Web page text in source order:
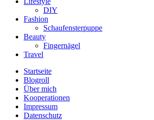
DIY
Fashion
Schaufensterpuppe
Beauty
Fingernägel
Travel
Startseite
Blogroll
Über mich
Kooperationen
Impressum
Datenschutz